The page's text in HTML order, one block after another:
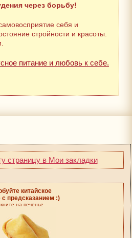
через борьбу!
себя и
стройности и красоты.
питание и любовь к себе.
страницу в Мои закладки
китайское
с предсказанием :)
на печенье